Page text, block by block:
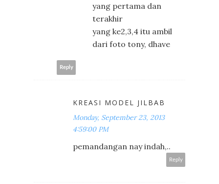
yang pertama dan
terakhir
yang ke2,3,4 itu ambil
dari foto tony, dhave
Reply
KREASI MODEL JILBAB
Monday, September 23, 2013
4:59:00 PM
pemandangan nay indah,..
Reply